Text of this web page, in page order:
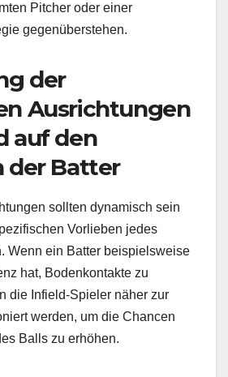
Pitcher oder einer
gegenüberstehen.
der
Ausrichtungen
auf den
der Batter
sollten dynamisch sein
Vorlieben jedes
Wenn ein Batter beispielsweise
hat, Bodenkontakte zu
die Infield-Spieler näher zur
werden, um die Chancen
Balls zu erhöhen.